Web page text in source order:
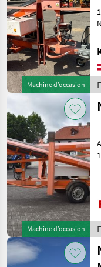
CATÉGORIE
Niftylift
Genie
Manitou
Snorkel
Haulotte
Afficher
tous
les 19
MARKETPLACE
Marketplace
Machine d’occasion
1,
Machine d’occasion